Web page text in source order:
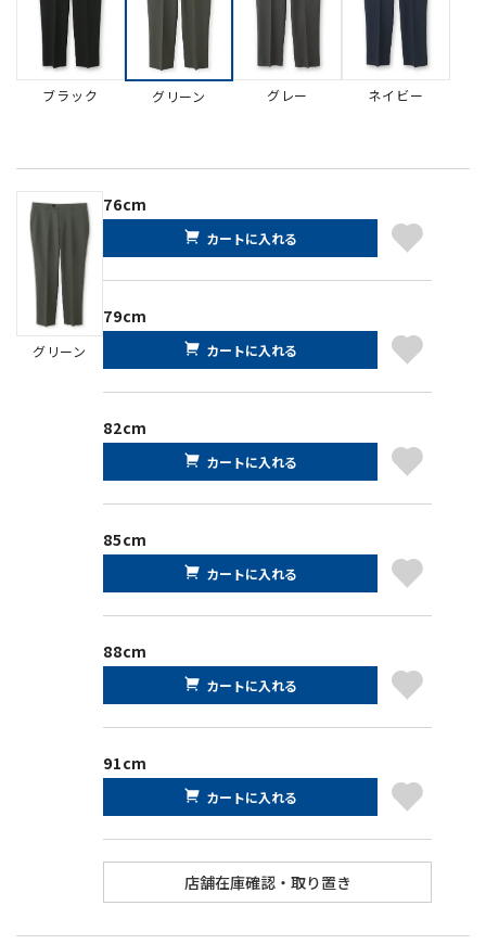
ブラック グリーン グレー ネイビー
グリーン
76cm
カートに入れる
79cm
カートに入れる
82cm
カートに入れる
85cm
カートに入れる
88cm
カートに入れる
91cm
カートに入れる